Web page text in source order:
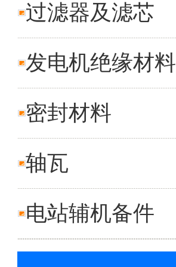
过滤器及滤芯
发电机绝缘材料
密封材料
轴瓦
电站辅机备件